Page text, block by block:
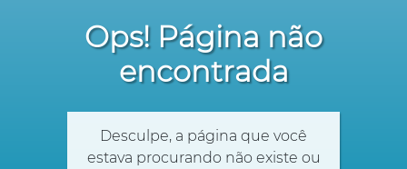
Ops! Página não
encontrada
Desculpe, a página que você
estava procurando não existe ou